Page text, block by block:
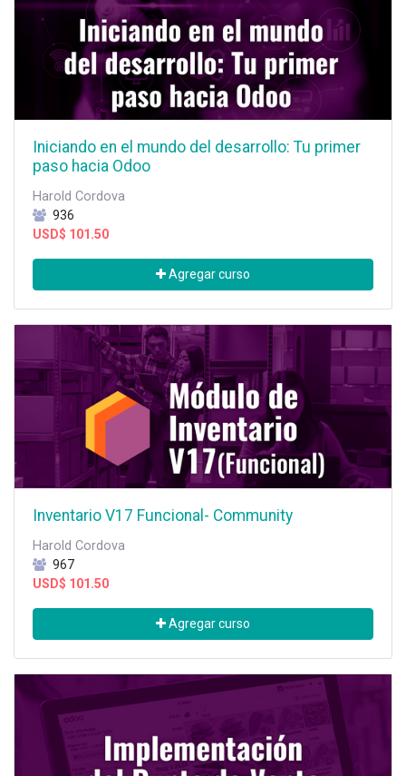
Iniciando en el mundo del desarrollo: Tu primer
paso hacia Odoo
Harold Cordova
936
USD$ 101.50
Agregar curso
Inventario V17 Funcional- Community
Harold Cordova
967
USD$ 101.50
Agregar curso